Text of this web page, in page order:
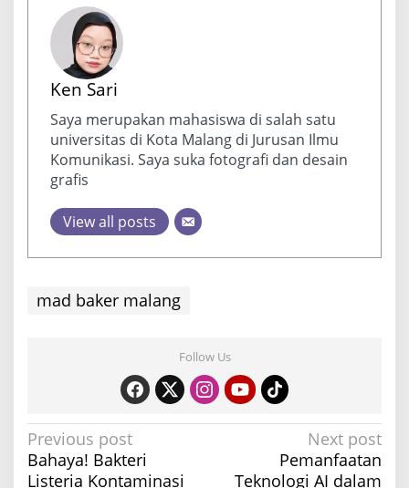
Ken Sari
Saya merupakan mahasiswa di salah satu
universitas di Kota Malang di Jurusan Ilmu
Komunikasi. Saya suka fotografi dan desain
grafis
View all posts
mad baker malang
Follow Us
P
o
Previous post
Bahaya! Bakteri
Listeria Kontaminasi
Next post
Pemanfaatan
Teknologi AI dalam